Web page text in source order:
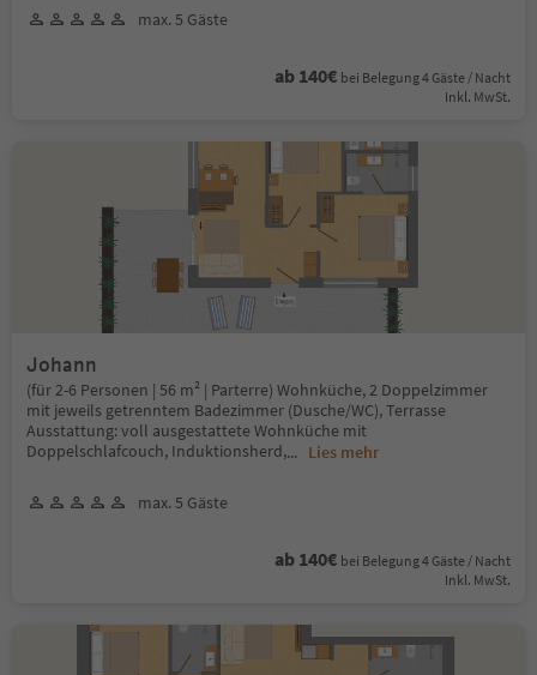
max. 5 Gäste
ab 140€ bei Belegung 4 Gäste / Nacht
Inkl. MwSt.
Johann
(für 2-6 Personen | 56 m² | Parterre) Wohnküche, 2 Doppelzimmer
mit jeweils getrenntem Badezimmer (Dusche/WC), Terrasse
Ausstattung: voll ausgestattete Wohnküche mit
Doppelschlafcouch, Induktionsherd,... Lies mehr
max. 5 Gäste
ab 140€ bei Belegung 4 Gäste / Nacht
Inkl. MwSt.